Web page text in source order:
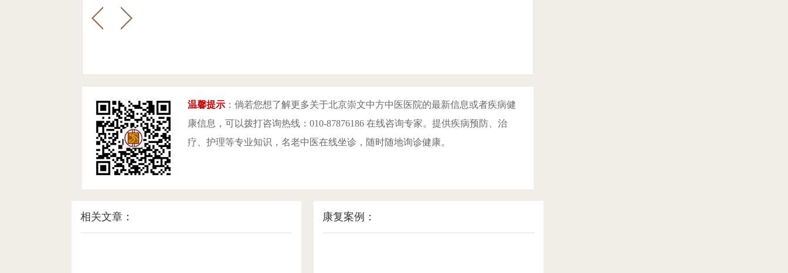
温馨提示：倘若您想了解更多关于北京崇文中方中医医院的最新信息或者疾病健
康信息，可以拨打咨询热线：010-87876186 在线咨询专家。提供疾病预防、治
疗、护理等专业知识，名老中医在线坐诊，随时随地询诊健康。
相关文章： 康复案例：